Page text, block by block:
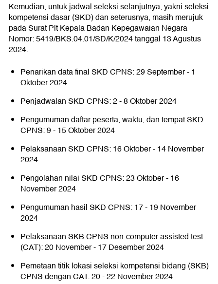
Kemudian, untuk jadwal seleksi selanjutnya, yakni seleksi
kompetensi dasar (SKD) dan seterusnya, masih merujuk
pada Surat Plt Kepala Badan Kepegawaian Negara
Nomor: 5419/BKS.04.01/SD/K/2024 tanggal 13 Agustus
2024:
Penarikan data final SKD CPNS: 29 September - 1
Oktober 2024
Penjadwalan SKD CPNS: 2 - 8 Oktober 2024
Pengumuman daftar peserta, waktu, dan tempat SKD
CPNS: 9 - 15 Oktober 2024
Pelaksanaan SKD CPNS: 16 Oktober - 14 November
2024
Pengolahan nilai SKD CPNS: 23 Oktober - 16
November 2024
Pengumuman hasil SKD CPNS: 17 - 19 November
2024
Pelaksanaan SKB CPNS non-computer assisted test
(CAT): 20 November - 17 Desember 2024
Pemetaan titik lokasi seleksi kompetensi bidang (SKB)
CPNS dengan CAT: 20 - 22 November 2024